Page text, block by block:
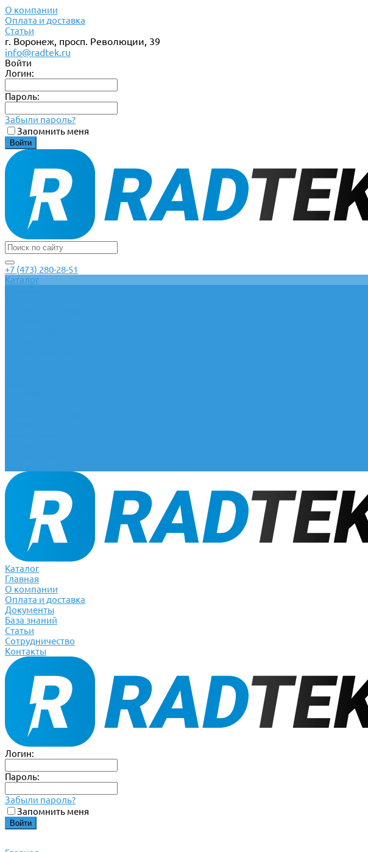
О компании
Оплата и доставка
Статьи
г. Воронеж, просп. Революции, 39
info@radtek.ru
Войти
Логин:
Пароль:
Забыли пароль?
Запомнить меня
+7 (473) 280-28-51
Каталог
Каталог
Главная
О компании
Оплата и доставка
Документы
База знаний
Статьи
Сотрудничество
Контакты
Логин:
Пароль:
Забыли пароль?
Запомнить меня